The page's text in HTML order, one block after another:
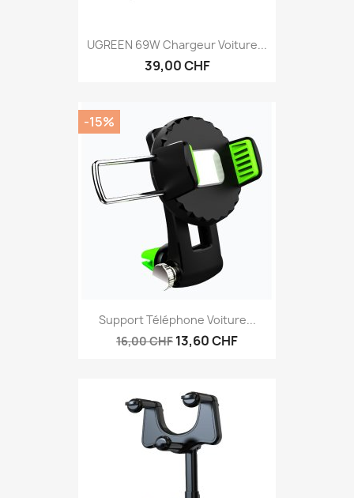
UGREEN 69W Chargeur Voiture...
39,00 CHF
Support Téléphone Voiture...
16,00 CHF 13,60 CHF
-15%